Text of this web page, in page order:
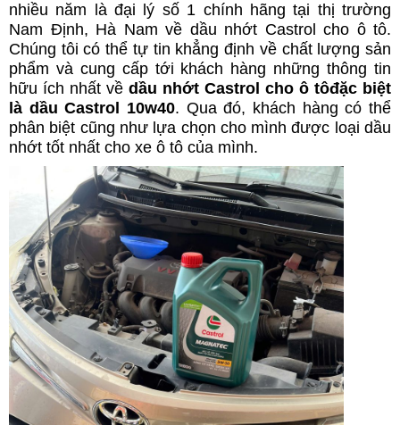
nhiều năm là đại lý số 1 chính hãng tại thị trường
Nam Định, Hà Nam về dầu nhớt Castrol cho ô tô.
Chúng tôi có thể tự tin khẳng định về chất lượng sản
phẩm và cung cấp tới khách hàng những thông tin
hữu ích nhất về dầu nhớt Castrol cho ô tôđặc biệt
là dầu Castrol 10w40. Qua đó, khách hàng có thể
phân biệt cũng như lựa chọn cho mình được loại dầu
nhớt tốt nhất cho xe ô tô của mình.